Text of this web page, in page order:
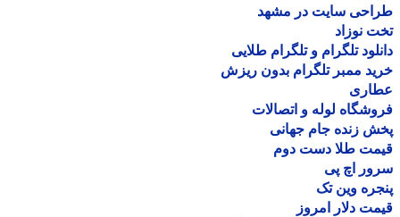
سایت در مشهد
نوزاد
تلگرام و تلگرام طلایی
ممبر تلگرام بدون ریزش
لوله و اتصالات
زنده جام جهانی
طلا دست دوم
اچ پی
وین تک
دلار امروز